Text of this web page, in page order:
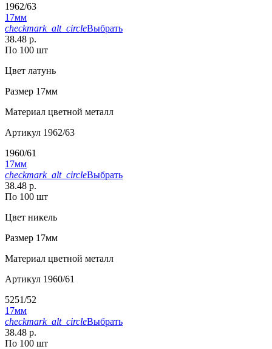
1962/63
17мм
checkmark_alt_circleВыбрать
38.48 р.
По 100 шт
Цвет латунь
Размер 17мм
Материал цветной металл
Артикул 1962/63
1960/61
17мм
checkmark_alt_circleВыбрать
38.48 р.
По 100 шт
Цвет никель
Размер 17мм
Материал цветной металл
Артикул 1960/61
5251/52
17мм
checkmark_alt_circleВыбрать
38.48 р.
По 100 шт